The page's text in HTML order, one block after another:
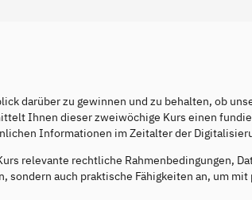
darüber zu gewinnen und zu behalten, ob
Ihnen dieser zweiwöchige Kurs einen
Informationen im Zeitalter der
relevante rechtliche Rahmenbedingungen,
auch praktische Fähigkeiten an, um